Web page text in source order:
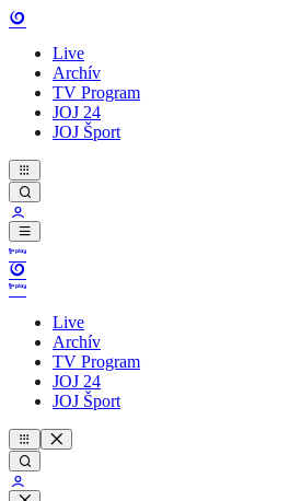
Live
Archív
TV Program
JOJ 24
JOJ Šport
Live
Archív
TV Program
JOJ 24
JOJ Šport